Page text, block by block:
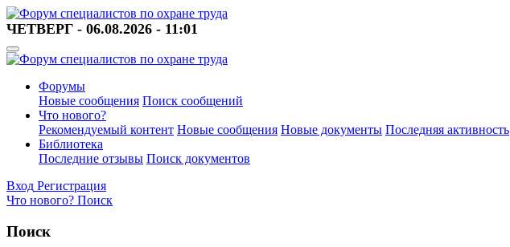
ЧЕТВЕРГ - 06.08.2026 - 11:01
Форумы
Новые сообщения Поиск сообщений
Что нового?
Рекомендуемый контент Новые сообщения Новые документы Последняя активность
Библиотека
Последние отзывы Поиск документов
Вход Регистрация
Что нового? Поиск
Поиск